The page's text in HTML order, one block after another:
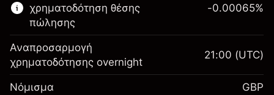
Περιθώριο. Η επένδυσή
σας
£1,000.00
χρηματοδότηση θέσης
πώλησης
-0.00065%
Αναπροσαρμογή
χρηματοδότησης overnight
21:00 (UTC)
Νόμισμα GBP